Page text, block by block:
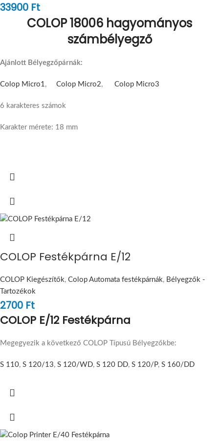
33900 Ft
COLOP 18006 hagyományos
számbélyegző
Ajánlott Bélyegzőpárnák:
Colop Micro1, Colop Micro2, Colop Micro3
6 karakteres számok
Karakter mérete: 18 mm
COLOP Festékpárna E/12
COLOP Kiegészítők, Colop Automata festékpárnák, Bélyegzők -
Tartozékok
2700 Ft
COLOP E/12 Festékpárna
Megegyezik a következő COLOP Típusú Bélyegzőkbe:
S 110, S 120/13, S 120/WD, S 120 DD, S 120/P, S 160/DD